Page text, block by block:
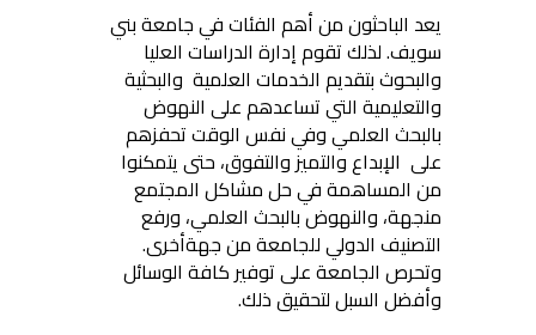
يعد الباحثون من أهم الفئات في جامعة بني
سويف. لذلك تقوم إدارة الدراسات العليا
والبحوث بتقديم الخدمات العلمية والبحثية
والتعليمية التي تساعدهم على النهوض
بالبحث العلمي وفي نفس الوقت تحفزهم
على الإبداع والتميز والتفوق، حتى يتمكنوا
من المساهمة في حل مشاكل المجتمع
منجهة، والنهوض بالبحث العلمي، ورفع
التصنيف الدولي للجامعة من جهةأخرى.
وتحرص الجامعة على توفير كافة الوسائل
وأفضل السبل لتحقيق ذلك.